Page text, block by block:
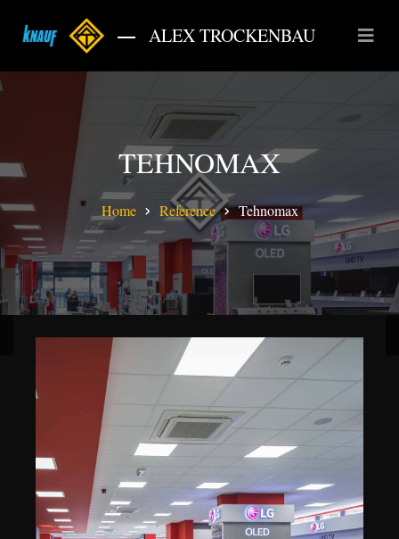
ALEX TROCKENBAU
TEHNOMAX
Home Reference Tehnomax